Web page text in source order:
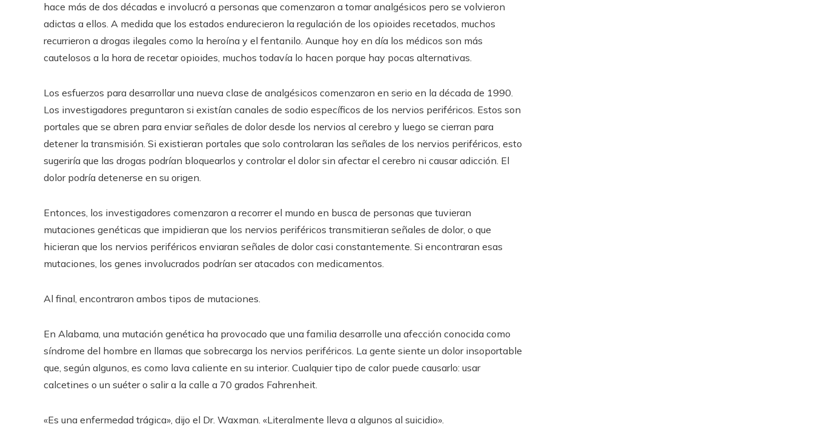
hace más de dos décadas e involucró a personas que comenzaron a tomar analgésicos pero se volvieron
adictas a ellos. A medida que los estados endurecieron la regulación de los opioides recetados, muchos
recurrieron a drogas ilegales como la heroína y el fentanilo. Aunque hoy en día los médicos son más
cautelosos a la hora de recetar opioides, muchos todavía lo hacen porque hay pocas alternativas.
Los esfuerzos para desarrollar una nueva clase de analgésicos comenzaron en serio en la década de 1990.
Los investigadores preguntaron si existían canales de sodio específicos de los nervios periféricos. Estos son
portales que se abren para enviar señales de dolor desde los nervios al cerebro y luego se cierran para
detener la transmisión. Si existieran portales que solo controlaran las señales de los nervios periféricos, esto
sugeriría que las drogas podrían bloquearlos y controlar el dolor sin afectar el cerebro ni causar adicción. El
dolor podría detenerse en su origen.
Entonces, los investigadores comenzaron a recorrer el mundo en busca de personas que tuvieran
mutaciones genéticas que impidieran que los nervios periféricos transmitieran señales de dolor, o que
hicieran que los nervios periféricos enviaran señales de dolor casi constantemente. Si encontraran esas
mutaciones, los genes involucrados podrían ser atacados con medicamentos.
Al final, encontraron ambos tipos de mutaciones.
En Alabama, una mutación genética ha provocado que una familia desarrolle una afección conocida como
síndrome del hombre en llamas que sobrecarga los nervios periféricos. La gente siente un dolor insoportable
que, según algunos, es como lava caliente en su interior. Cualquier tipo de calor puede causarlo: usar
calcetines o un suéter o salir a la calle a 70 grados Fahrenheit.
«Es una enfermedad trágica», dijo el Dr. Waxman. «Literalmente lleva a algunos al suicidio».